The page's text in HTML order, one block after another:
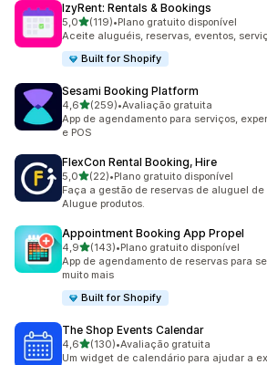
IzyRent: Rentals & Bookings
5,0de 5 estrelas
(119)
119 avaliações ao todo
•Plano gratuito disponível
Aceite aluguéis, reservas, eventos,
Built for Shopify
Sesami Booking Platform
4,6de 5 estrelas
(259)
259 avaliações ao todo
•Avaliação gratuita
App de agendamento para serviços,
e POS
FlexCon Rental Booking, Hire
5,0de 5 estrelas
(22)
22 avaliações ao todo
•Plano gratuito disponível
Faça a gestão de reservas de aluguel
Alugue produtos.
Appointment Booking App Propel
4,9de 5 estrelas
(143)
143 avaliações ao todo
•Plano gratuito disponível
App de agendamento de reservas para
muito mais
Built for Shopify
The Shop Events Calendar
4,6de 5 estrelas
(130)
130 avaliações ao todo
•Avaliação gratuita
Um widget de calendário para ajudar a